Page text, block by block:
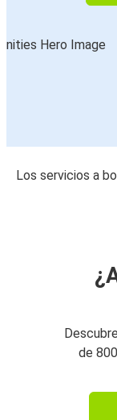
Los servicios a
de